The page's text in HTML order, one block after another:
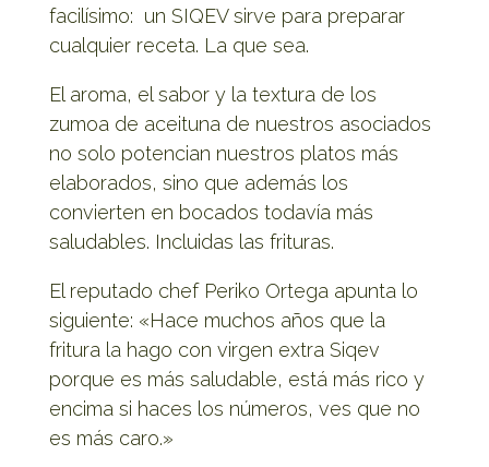
facilísimo: un SIQEV sirve para preparar
cualquier receta. La que sea.
El aroma, el sabor y la textura de los
zumoa de aceituna de nuestros asociados
no solo potencian nuestros platos más
elaborados, sino que además los
convierten en bocados todavía más
saludables. Incluidas las frituras.
El reputado chef Periko Ortega apunta lo
siguiente: «Hace muchos años que la
fritura la hago con virgen extra Siqev
porque es más saludable, está más rico y
encima si haces los números, ves que no
es más caro.»